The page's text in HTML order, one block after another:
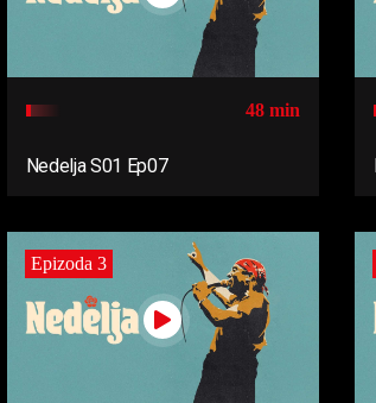
48 min
Nedelja S01 Ep07
Epizoda 3